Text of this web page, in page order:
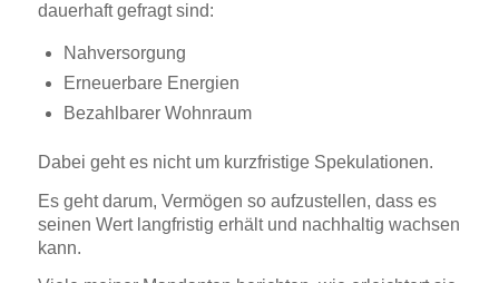
dauerhaft gefragt sind:
Nahversorgung
Erneuerbare Energien
Bezahlbarer Wohnraum
Dabei geht es nicht um kurzfristige Spekulationen.
Es geht darum, Vermögen so aufzustellen, dass es
seinen Wert langfristig erhält und nachhaltig wachsen
kann.